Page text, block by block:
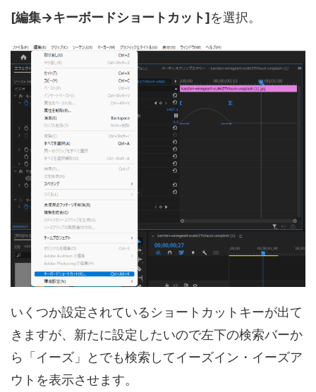
[編集→キーボードショートカット]を選択。
いくつか設定されているショートカットキーが出て
きますが、新たに設定したいので左下の検索バーか
ら「イーズ」とでも検索してイーズイン・イーズア
ウトを表示させます。